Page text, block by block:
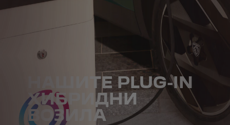
НАШИТЕ PLUG-IN
ХИБРИДНИ
ВОЗИЛА